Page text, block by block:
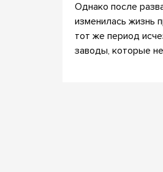
Однако после
изменилась жизнь
тот же период
заводы, которые